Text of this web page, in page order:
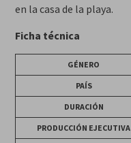
en la casa de la playa.
Ficha técnica
GÉNERO
PAÍS
DURACIÓN
PRODUCCIÓN EJECUTIVA